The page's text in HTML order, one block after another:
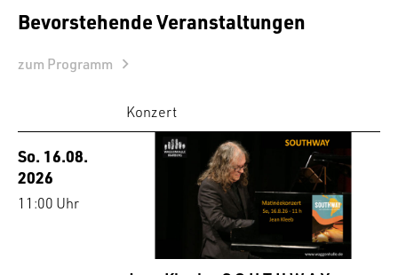
Bevorstehende Veranstaltungen
zum Programm
Konzert
So. 16.08.
2026
11:00 Uhr